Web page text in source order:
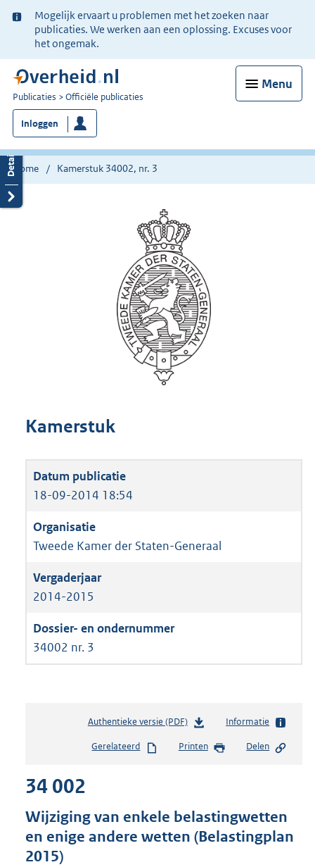
Ter
informatie:
Mogelijk ervaart u problemen met het zoeken naar
publicaties. We werken aan een oplossing. Excuses voor
het ongemak.
Menu
U
bent
nu
hier:
Publicaties Officiële publicaties
Inloggen
Home Kamerstuk 34002, nr. 3
Kamerstuk
18-09-2014 18:54
Tweede Kamer der Staten-Generaal
2014-2015
34002 nr. 3
Authentieke versie (PDF)b
s
d
s
g
Informatie
Gerelateerd Printen Delen
34 002
Wijziging van enkele belastingwetten
en enige andere wetten (Belastingplan
2015)